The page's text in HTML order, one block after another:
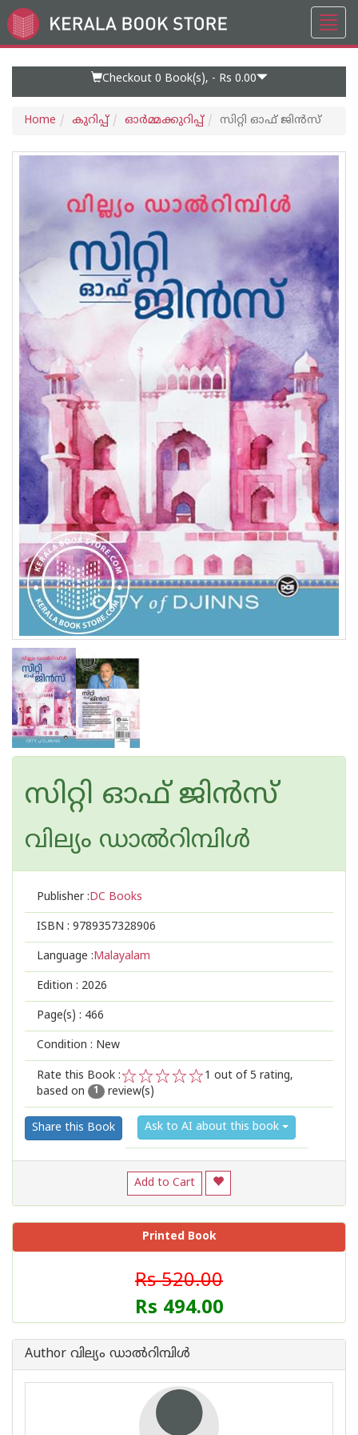
Go
to
Checkout 0 Book(s), - Rs 0.00
Home കുറിപ്പ്‌ ഓര്‍മ്മക്കുറിപ്പ്‌ സിറ്റി ഓഫ് ജിൻസ്
സിറ്റി ഓഫ് ജിൻസ്
വില്യം ഡാല്‍റിമ്പിള്‍
Publisher :DC Books
ISBN : 9789357328906
Language :Malayalam
Edition : 2026
Page(s) : 466
Condition : New
Rate this Book :
2
1
1 out of 5 rating,
based on
1 review(s)
Share this Book Ask to AI about this book
Add to Cart
Printed Book
Rs 520.00
Rs 494.00
Author വില്യം ഡാല്‍റിമ്പിള്‍